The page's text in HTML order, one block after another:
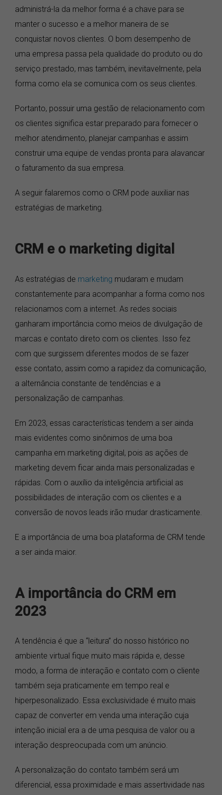
administrá-la da melhor forma é a chave para se
manter o sucesso e a melhor maneira de se
conquistar novos clientes. O bom desempenho de
uma empresa passa pela qualidade do produto ou do
serviço prestado, mas também, inevitavelmente, pela
forma como ela se comunica com os seus clientes.
Portanto, possuir uma gestão de relacionamento com
os clientes significa estar preparado para fornecer o
melhor atendimento, planejar campanhas e assim
construir uma equipe de vendas pronta para alavancar
o faturamento da sua empresa.
A seguir falaremos como o CRM pode auxiliar nas
estratégias de marketing.
CRM e o marketing digital
As estratégias de marketing mudaram e mudam
constantemente para acompanhar a forma como nos
relacionamos com a internet. As redes sociais
ganharam importância como meios de divulgação de
marcas e contato direto com os clientes. Isso fez
com que surgissem diferentes modos de se fazer
esse contato, assim como a rapidez da comunicação,
a alternância constante de tendências e a
personalização de campanhas.
Em 2023, essas características tendem a ser ainda
mais evidentes como sinônimos de uma boa
campanha em marketing digital, pois as ações de
marketing devem ficar ainda mais personalizadas e
rápidas. Com o auxílio da inteligência artificial as
possibilidades de interação com os clientes e a
conversão de novos leads irão mudar drasticamente.
E a importância de uma boa plataforma de CRM tende
a ser ainda maior.
A importância do CRM em
2023
A tendência é que a “leitura” do nosso histórico no
ambiente virtual fique muito mais rápida e, desse
modo, a forma de interação e contato com o cliente
também seja praticamente em tempo real e
hiperpesonalizado. Essa exclusividade é muito mais
capaz de converter em venda uma interação cuja
intenção inicial era a de uma pesquisa de valor ou a
interação despreocupada com um anúncio.
A personalização do contato também será um
diferencial, essa proximidade e mais assertividade nas